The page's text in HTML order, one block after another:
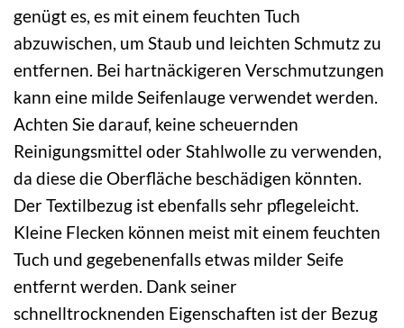
genügt es, es mit einem feuchten Tuch
abzuwischen, um Staub und leichten Schmutz zu
entfernen. Bei hartnäckigeren Verschmutzungen
kann eine milde Seifenlauge verwendet werden.
Achten Sie darauf, keine scheuernden
Reinigungsmittel oder Stahlwolle zu verwenden,
da diese die Oberfläche beschädigen könnten.
Der Textilbezug ist ebenfalls sehr pflegeleicht.
Kleine Flecken können meist mit einem feuchten
Tuch und gegebenenfalls etwas milder Seife
entfernt werden. Dank seiner
schnelltrocknenden Eigenschaften ist der Bezug